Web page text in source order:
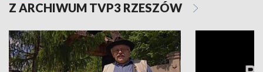
Z ARCHIWUM TVP3 RZESZÓW